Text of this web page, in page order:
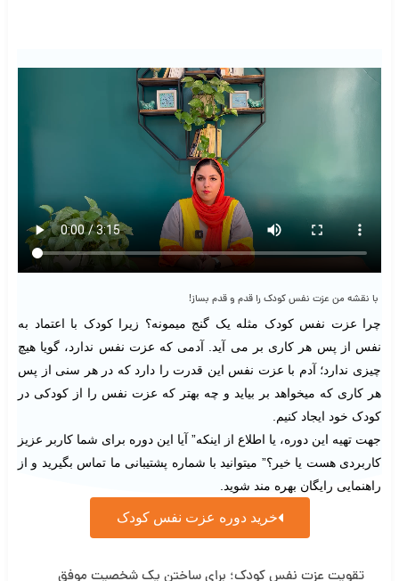
با نقشه من عزت نفس کودک را قدم و قدم بساز!
چرا عزت نفس کودک مثله یک گنج میمونه؟ زیرا کودک با اعتماد به
نفس از پس هر کاری بر می آید. آدمی که عزت نفس ندارد، گویا هیچ
چیزی ندارد؛ آدم با عزت نفس این قدرت را دارد که در هر سنی از پس
هر کاری که میخواهد بر بیاید و چه بهتر که عزت نفس را از کودکی در
کودک خود ایجاد کنیم.
جهت تهیه این دوره، یا اطلاع از اینکه” آیا این دوره برای شما کاربر عزیز
کاربردی هست یا خیر؟” میتوانید با شماره پشتیبانی ما تماس بگیرید و از
راهنمایی رایگان بهره مند شوید.
خرید دوره عزت نفس کودک
تقویت عزت نفس کودک؛ برای ساختن یک شخصیت موفق